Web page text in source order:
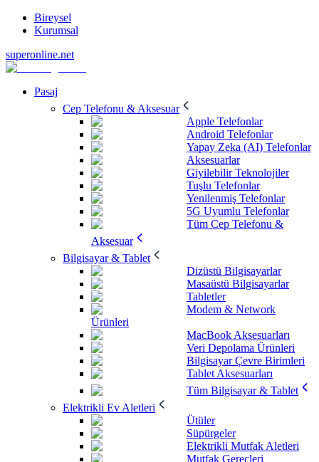
Bireysel
Kurumsal
superonline.net
Pasaj
Cep Telefonu & Aksesuar
Apple Telefonlar
Android Telefonlar
Yapay Zeka (AI) Telefonlar
Aksesuarlar
Giyilebilir Teknolojiler
Tuşlu Telefonlar
Yenilenmiş Telefonlar
5G Uyumlu Telefonlar
Tüm Cep Telefonu &
Aksesuar
Bilgisayar & Tablet
Dizüstü Bilgisayarlar
Masaüstü Bilgisayarlar
Tabletler
Modem & Network
Ürünleri
MacBook Aksesuarları
Veri Depolama Ürünleri
Bilgisayar Çevre Birimleri
Tablet Aksesuarları
Tüm Bilgisayar & Tablet
Elektrikli Ev Aletleri
Ütüler
Süpürgeler
Elektrikli Mutfak Aletleri
Mutfak Gereçleri